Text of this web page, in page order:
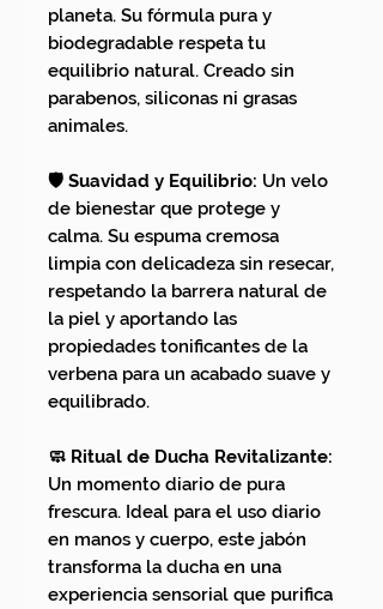
planeta. Su fórmula pura y
biodegradable respeta tu
equilibrio natural. Creado sin
parabenos, siliconas ni grasas
animales.
🛡️ Suavidad y Equilibrio: Un velo
de bienestar que protege y
calma. Su espuma cremosa
limpia con delicadeza sin resecar,
respetando la barrera natural de
la piel y aportando las
propiedades tonificantes de la
verbena para un acabado suave y
equilibrado.
🧼 Ritual de Ducha Revitalizante:
Un momento diario de pura
frescura. Ideal para el uso diario
en manos y cuerpo, este jabón
transforma la ducha en una
experiencia sensorial que purifica